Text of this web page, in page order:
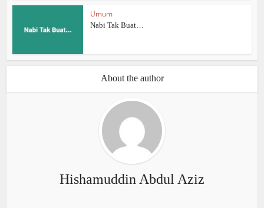
Umum
Nabi Tak Buat…
About the author
Hishamuddin Abdul Aziz